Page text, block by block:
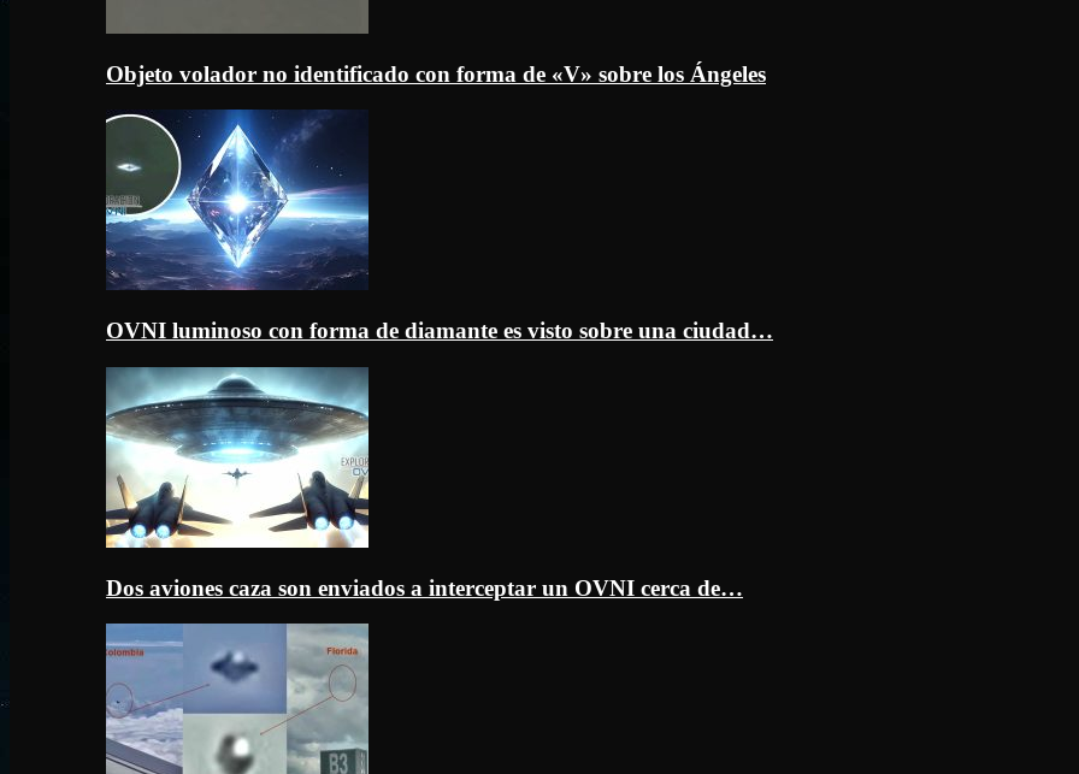
Objeto volador no identificado con forma de «V» sobre los Ángeles
OVNI luminoso con forma de diamante es visto sobre una ciudad…
Dos aviones caza son enviados a interceptar un OVNI cerca de…